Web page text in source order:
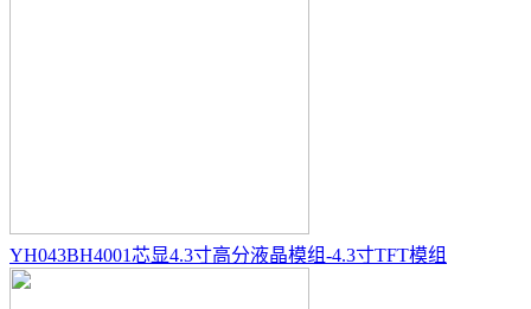
YH043BH4001芯显4.3寸高分液晶模组-4.3寸TFT模组